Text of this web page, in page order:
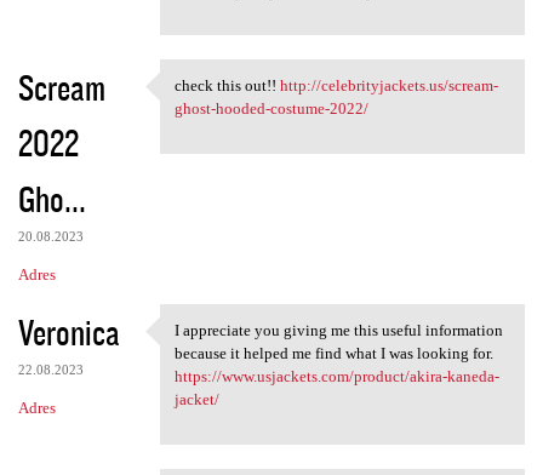
Scream
2022
Gho...
20.08.2023
Adres
check this out!! http:/
check this out!! http://celebrityjackets.us/scream-
ghost-hooded-costume-2022/
Veronica
22.08.2023
Adres
I appreciate you giving me
I appreciate you giving me this useful information
because it helped me find what I was looking for.
https://www.usjackets.com/product/akira-kaneda-
jacket/